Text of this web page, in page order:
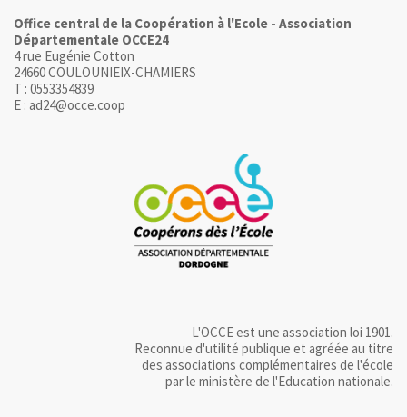
Office central de la Coopération à l'Ecole - Association
Départementale OCCE24
4 rue Eugénie Cotton
24660 COULOUNIEIX-CHAMIERS
T : 0553354839
E : ad24@occe.coop
L'OCCE est une association loi 1901.
Reconnue d'utilité publique et agréée au titre
des associations complémentaires de l'école
par le ministère de l'Education nationale.